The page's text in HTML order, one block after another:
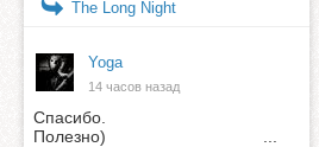
The Long Night
Yoga
14 часов назад
Спасибо.
Полезно) ...